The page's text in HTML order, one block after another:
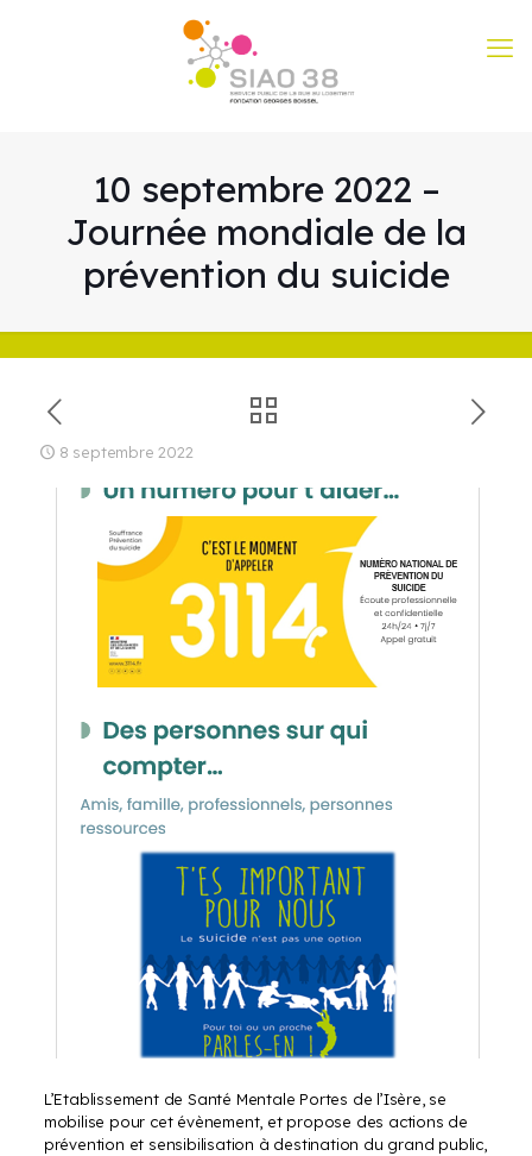
10 septembre 2022 –
Journée mondiale de la
prévention du suicide
8 septembre 2022
L’Etablissement de Santé Mentale Portes de l’Isère, se
mobilise pour cet évènement, et propose des actions de
prévention et sensibilisation à destination du grand public,